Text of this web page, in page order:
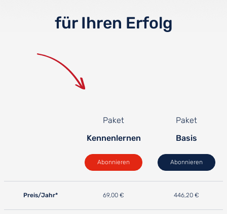
für Ihren Erfolg
Paket
Kennenlernen
Abonnieren
Paket
Basis
Abonnieren
Preis/Jahr* 69,00 € 446,20 €